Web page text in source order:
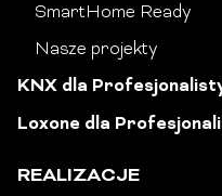
SmartHome Ready
Nasze projekty
KNX dla
Loxone dla
REALIZACJE